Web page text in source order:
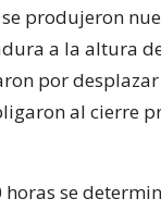
produjeron
a la altura
por
al cierre
horas se